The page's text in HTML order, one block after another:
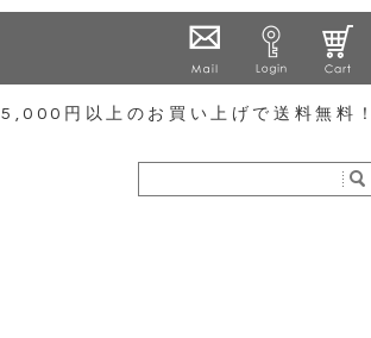
5,000円以上のお買い上げで送料無料！